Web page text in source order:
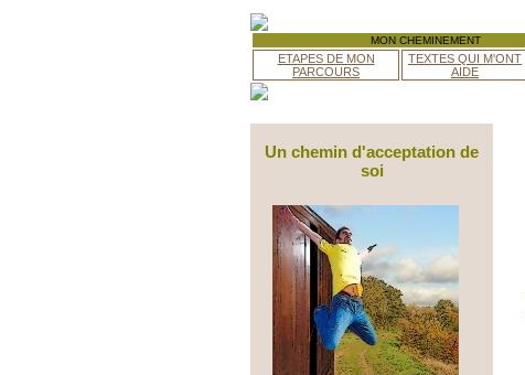
MON CHEMINEMENT
ETAPES DE MON
PARCOURS
TEXTES QUI M'ONT
AIDE
Un chemin d'acceptation de
soi